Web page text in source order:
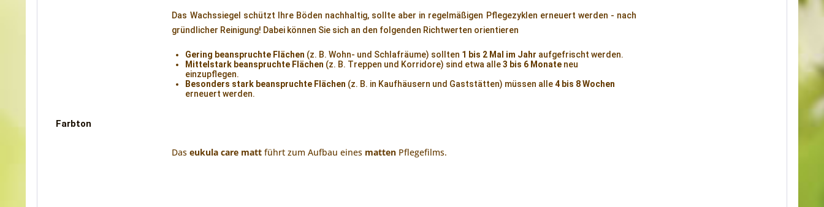
Das Wachssiegel schützt Ihre Böden nachhaltig, sollte aber in regelmäßigen Pflegezyklen erneuert werden - nach
gründlicher Reinigung! Dabei können Sie sich an den folgenden Richtwerten orientieren
Gering beanspruchte Flächen (z. B. Wohn- und Schlafräume) sollten 1 bis 2 Mal im Jahr aufgefrischt werden.
Mittelstark beanspruchte Flächen (z. B. Treppen und Korridore) sind etwa alle3 bis 6 Monate neu
einzupflegen.
Besonders stark beanspruchte Flächen (z. B. in Kaufhäusern und Gaststätten) müssen alle4 bis 8 Wochen
erneuert werden.
Farbton
Daseukula care matt führt zum Aufbau eines matten Pflegefilms.